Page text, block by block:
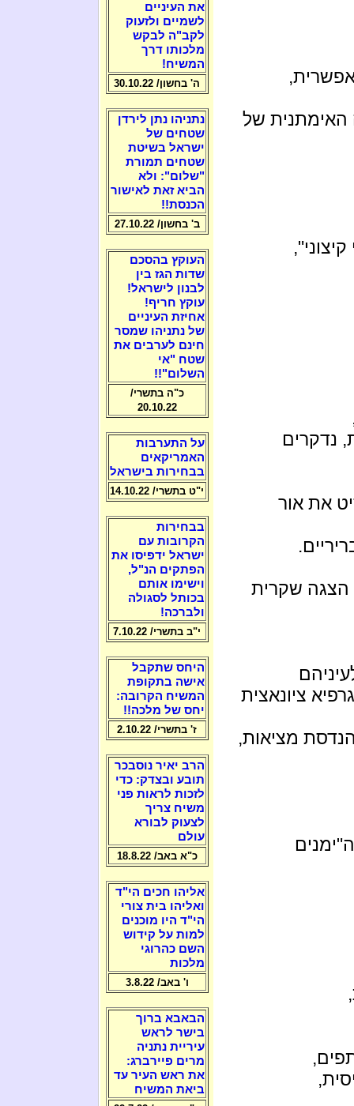
האימתנית של
נדקרים
את אור
הצגה שקרית
ציונאצית
הנדסת מציאות,
את העיניים
לשמיים ולזעוק
לקב"ה לבקש
מלכותו דרך
המשיח!
ה' בחשון/ 30.10.22
נתניהו נתן לירדן
שטחים של
ישראל בשיטת
שטחים תמורת
"שלום": ולא
הביא זאת לאישור
הכנסת!!
ב' בחשון/ 27.10.22
העוקץ בהסכם
שדות הגז בין
לבנון לישראל!
עוקץ חריף!
אחיזת העיניים
של נתניהו שמסר
חינם לערבים את
שטח "אי
השלום"!!
כ"ה בתשרי/
20.10.22
על התערבות
האמריקאים
בבחירות בישראל
י"ט בתשרי/ 14.10.22
בבחירות
הקרובות עם
ישראל ידפיסו את
הפתקים הנ"ל,
וישימו אותם
בכותל לסגולה
ולברכה!
י"ב בתשרי/ 7.10.22
היחס שתקבל
אישה בתקופת
המשיח הקרובה:
יחס של מלכה!!
ז' בתשרי/ 2.10.22
הרב יאיר נוסבכר
תובע ובצדק: כדי
לזכות לראות פני
משיח צריך
לצעוק לבורא
עולם
כ"א באב/ 18.8.22
אליהו חכים הי"ד
ואליהו בית צורי
הי"ד היו מוכנים
למות על קידוש
השם כהרוגי
מלכות
ו' באב/ 3.8.22
הבאבא ברוך
בישר לראש
עיריית נתניה
מרים פיירברג:
את ראש העיר עד
ביאת המשיח